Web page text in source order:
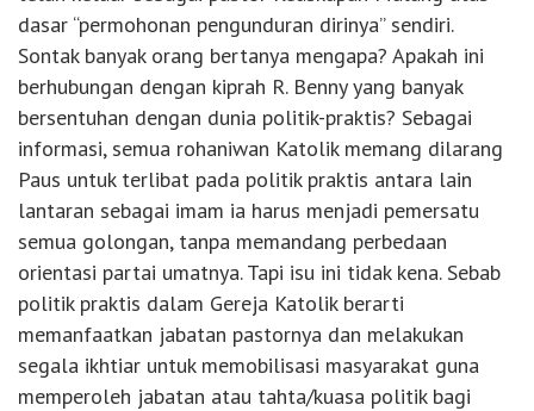
dasar “permohonan pengunduran dirinya” sendiri.
Sontak banyak orang bertanya mengapa? Apakah ini
berhubungan dengan kiprah R. Benny yang banyak
bersentuhan dengan dunia politik-praktis? Sebagai
informasi, semua rohaniwan Katolik memang dilarang
Paus untuk terlibat pada politik praktis antara lain
lantaran sebagai imam ia harus menjadi pemersatu
semua golongan, tanpa memandang perbedaan
orientasi partai umatnya. Tapi isu ini tidak kena. Sebab
politik praktis dalam Gereja Katolik berarti
memanfaatkan jabatan pastornya dan melakukan
segala ikhtiar untuk memobilisasi masyarakat guna
memperoleh jabatan atau tahta/kuasa politik bagi